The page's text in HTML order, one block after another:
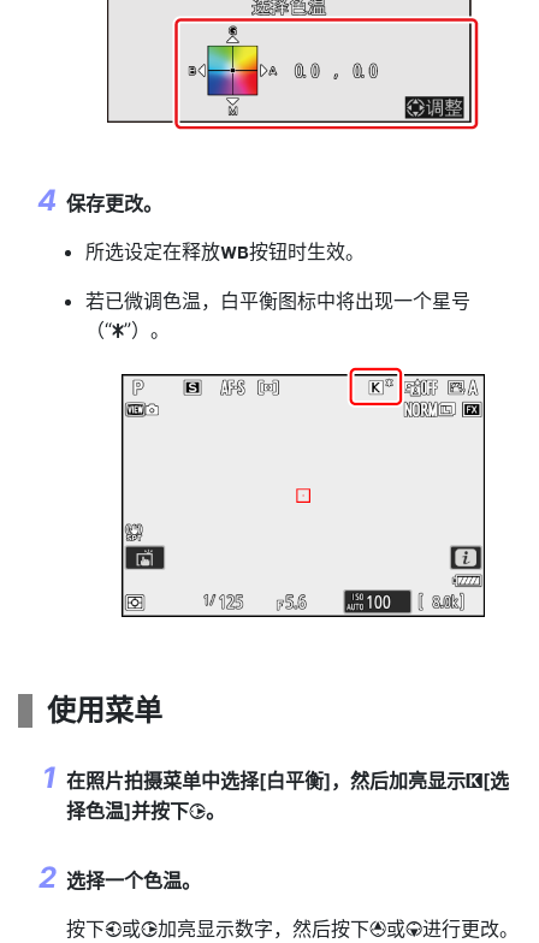
保存更改。
所选设定在释放U按钮时生效。
若已微调色温，白平衡图标中将出现一个星号
（“U”）。
使用菜单
在照片拍摄菜单中选择[白平衡]，然后加亮显示K[选
择色温]并按下2。
选择一个色温。
按下4或2加亮显示数字，然后按下1或3进行更改。